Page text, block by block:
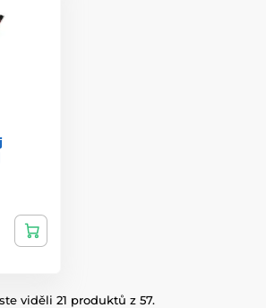
viděli 21 produktů z 57.